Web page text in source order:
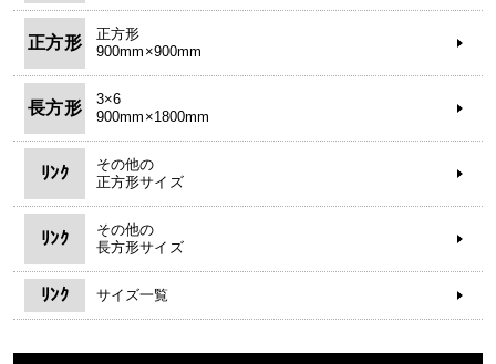
正方形
正方形
900mm×900mm
長方形
3×6
900mm×1800mm
ﾘﾝｸ
その他の
正方形サイズ
ﾘﾝｸ
その他の
長方形サイズ
ﾘﾝｸ サイズ一覧